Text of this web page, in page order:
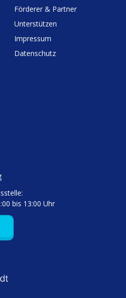
Förderer & Partner
Unter­stützen
Impressum
Daten­schutz
bis 13:00 Uhr